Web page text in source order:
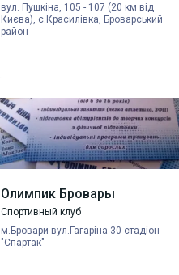
вул. Пушкіна, 105 - 107 (20 км від
Києва), с.Красилівка, Броварський
район
Олимпик Бровары
Спортивный клуб
м.Бровари вул.Гагаріна 30 стадіон
"Спартак"